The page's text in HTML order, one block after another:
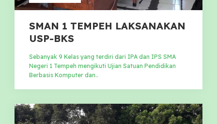
SMAN 1 TEMPEH LAKSANAKAN
USP-BKS
Sebanyak 9 Kelas yang terdiri dari IPA dan IPS SMA
Negeri 1 Tempeh mengikuti Ujian Satuan Pendidikan
Berbasis Komputer dan..